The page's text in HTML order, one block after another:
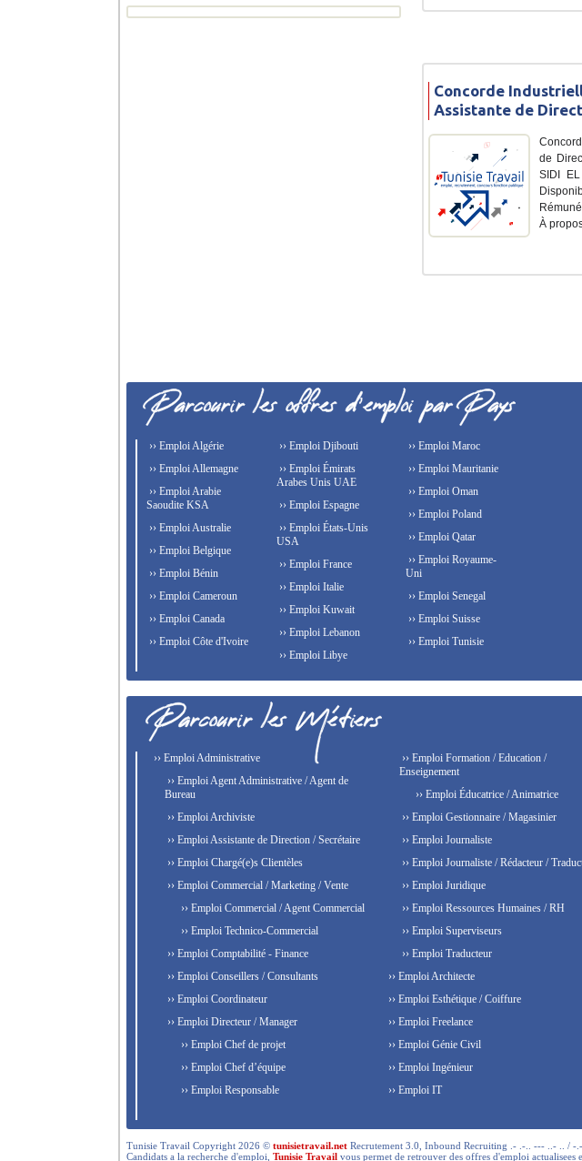
Concorde
Assistante de
de
SIDI
À
›› Emploi Algérie
›› Emploi Allemagne
›› Emploi Arabie
Saoudite KSA
›› Emploi Australie
›› Emploi Belgique
›› Emploi Bénin
›› Emploi Cameroun
›› Emploi Canada
›› Emploi Côte d'Ivoire
›› Emploi Djibouti
›› Emploi Émirats
Arabes Unis UAE
›› Emploi Espagne
›› Emploi États-Unis
USA
›› Emploi France
›› Emploi Italie
›› Emploi Kuwait
›› Emploi Lebanon
›› Emploi Libye
›› Emploi Maroc
›› Emploi Mauritanie
›› Emploi Oman
›› Emploi Poland
›› Emploi Qatar
›› Emploi Royaume-
Uni
›› Emploi Senegal
›› Emploi Suisse
›› Emploi Tunisie
›› Emploi Administrative
›› Emploi Agent Administrative / Agent de
Bureau
›› Emploi Archiviste
›› Emploi Assistante de Direction / Secrétaire
›› Emploi Chargé(e)s Clientèles
›› Emploi Commercial / Marketing / Vente
›› Emploi Commercial / Agent Commercial
›› Emploi Technico-Commercial
›› Emploi Comptabilité - Finance
›› Emploi Conseillers / Consultants
›› Emploi Coordinateur
›› Emploi Directeur / Manager
›› Emploi Chef de projet
›› Emploi Chef d’équipe
›› Emploi Responsable
›› Emploi Formation / Education /
Enseignement
›› Emploi Éducatrice / Animatrice
›› Emploi Gestionnaire / Magasinier
›› Emploi Journaliste
›› Emploi Journaliste / Rédacteur /
›› Emploi Juridique
›› Emploi Ressources Humaines / RH
›› Emploi Superviseurs
›› Emploi Traducteur
›› Emploi Architecte
›› Emploi Esthétique / Coiffure
›› Emploi Freelance
›› Emploi Génie Civil
›› Emploi Ingénieur
›› Emploi IT
Tunisie Travail Copyright 2026 © tunisietravail.net Recrutement 3.0, Inbound Recruiting .- .-.. --- ..- .. / -.-
Candidats a la recherche d'emploi, Tunisie Travail vous permet de retrouver des offres d'emploi actualisees